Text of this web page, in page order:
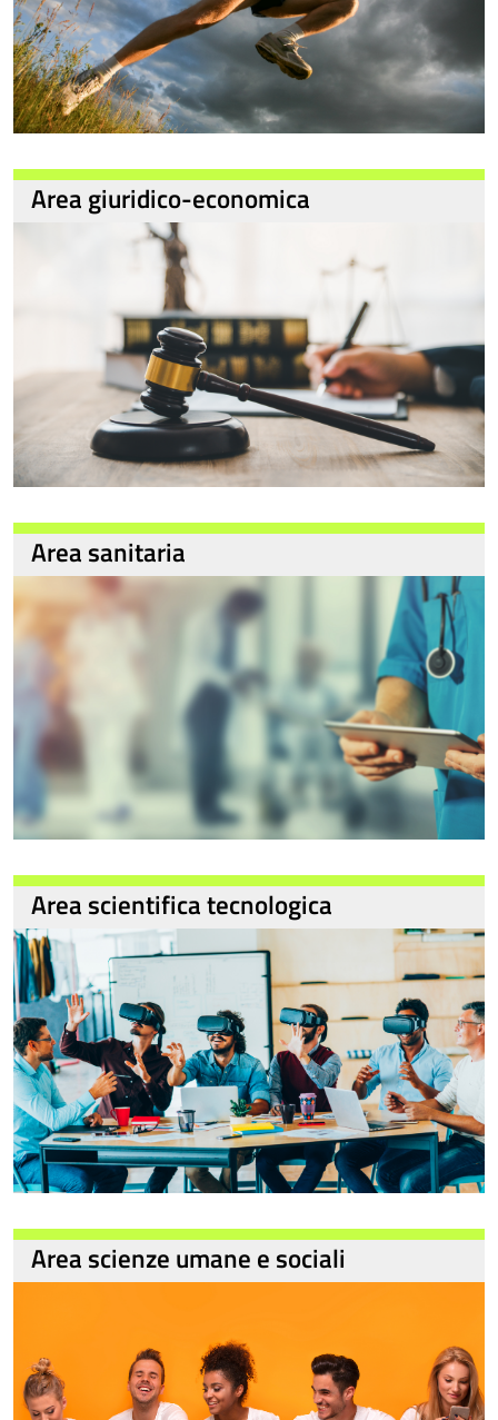
Area giuridico-economica
Area sanitaria
Area scientifica tecnologica
Area scienze umane e sociali